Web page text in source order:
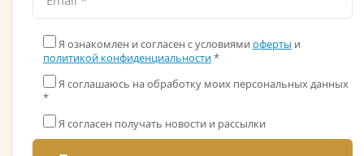
Я ознакомлен и согласен с условиями оферты и
политикой конфиденциальности*
Я соглашаюсь на обработку моих персональных данных
*
Я согласен получать новости и рассылки